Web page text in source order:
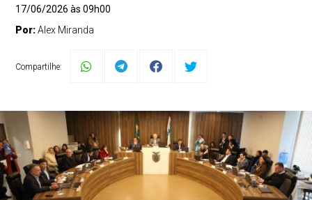
17/06/2026 às 09h00
Por:Alex Miranda
Compartilhe: